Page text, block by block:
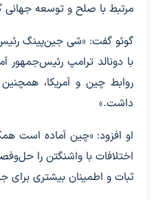
مرتبط با صلح و توسعه جهانی
گوئو گفت: «شی جین‌پینگ
با دونالد ترامپ رئیس‌جمهور
روابط چین و آمریکا،
داشت.»
او افزود: «چین آماده است
ثبات و اطمینان بیشتری برای